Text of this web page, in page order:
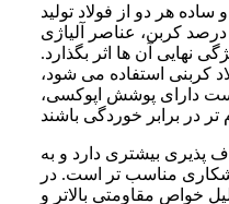
ساده هر دو از فولاد تولید
کربن، عناصر آلیاژی
نهایی آن ها اثر بگذارد.
کربنی استفاده می شود،
دارای پوشش اپوکسی،
پذیری بیشتری دارد و به
مناسب تر است. در
خواص مقاومتی بالاتر و